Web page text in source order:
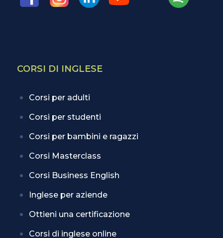
CORSI DI INGLESE
Corsi per adulti
Corsi per studenti
Corsi per bambini e ragazzi
Corsi Masterclass
Corsi Business English
Inglese per aziende
Ottieni una certificazione
Corsi di inglese online